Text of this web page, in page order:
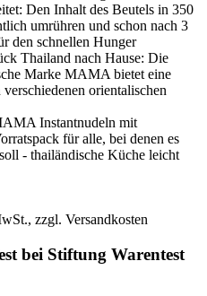
Den Inhalt des Beutels in 350
umrühren und schon nach 3
den schnellen Hunger
Thailand nach Hause: Die
Marke MAMA bietet eine
orientalischen
Instantnudeln mit
für alle, bei denen es
- thailändische Küche leicht
zzgl. Versandkosten
bei Stiftung Warentest